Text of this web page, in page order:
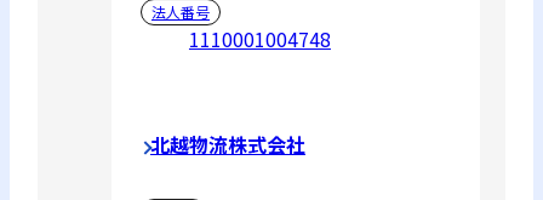
法人番号
1110001004748
北越物流株式会社